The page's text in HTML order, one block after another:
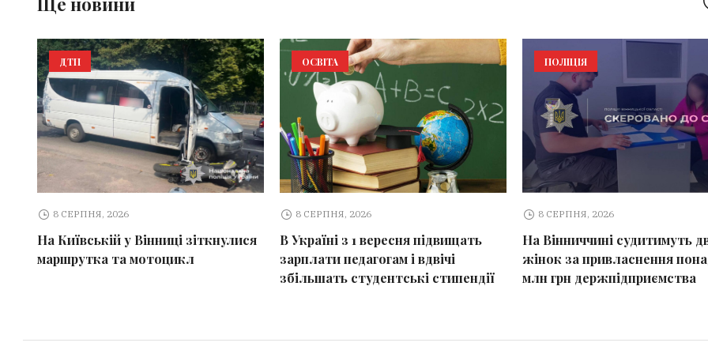
ДТП
8 СЕРПНЯ, 2026
На Київській у Вінниці зіткнулися
маршрутка та мотоцикл
ОСВІТА
8 СЕРПНЯ, 2026
В Україні з 1 вересня підвищать
зарплати педагогам і вдвічі
збільшать студентські стипендії
ПОЛІЦІЯ
8 СЕРПНЯ, 2026
На Вінниччині судитимуть
жінок за привласнення
млн грн держпідприємства